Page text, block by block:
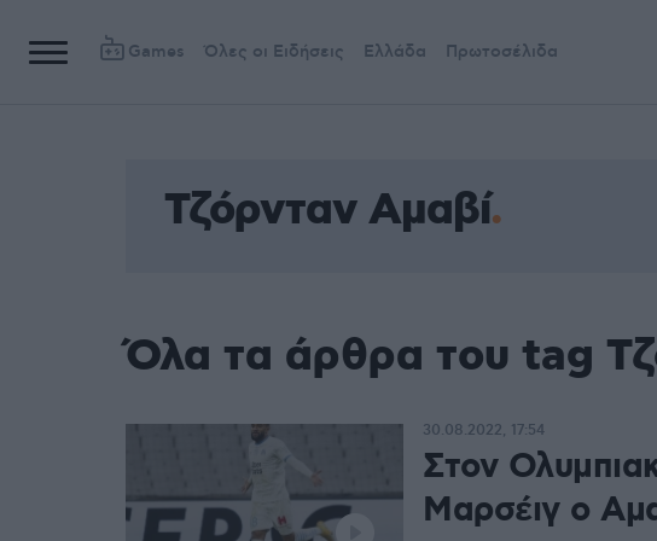
Games Όλες οι Ειδήσεις Ελλάδα Πρωτοσέλιδα
Τζόρνταν Αμαβί
Όλα τα άρθρα του tag
Στον
Μαρσέιγ ο
30.08.2022, 17:54